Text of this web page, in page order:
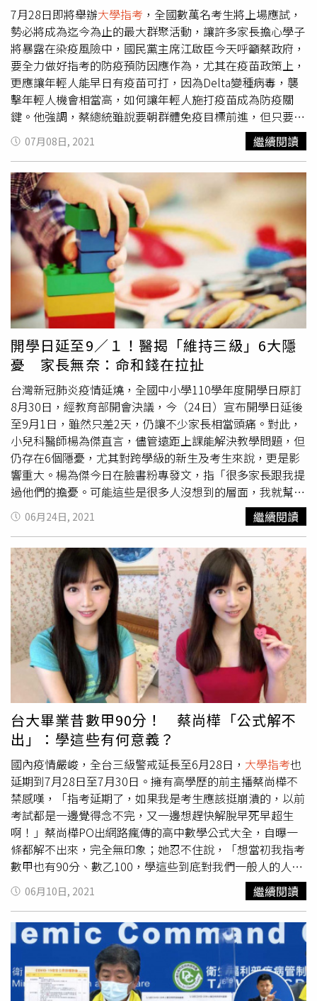
7月28日即將舉辦大學指考 ，全國數萬名考生將上場應試，
勢必將成為迄今為止的最大群聚活動，讓許多家長擔心學子
將暴露在染疫風險中，國民黨主席江啟臣今天呼籲蔡政府，
要全力做好指考的防疫預防因應作為，尤其在疫苗政策上，
更應讓年輕人能早日有疫苗可打，因為Delta變種病毒，襲
擊年輕人機會相當高，如何讓年輕人施打疫苗成為防疫關
鍵。他強調，蔡總統雖說要朝群體免疫目標前進，但只要青
少年還打不到疫苗，台灣要群體免疫的這天就不會來到。面
對疫苗不足的議題， 江啟臣再度質疑，立院編列給中央政
府那麼多購買疫苗的經費究竟花到哪裡去了？他要求，執政
者與指揮中心應該公開透明告訴大家，是否已經規劃購買青
少年可以打的疫苗？因為疫苗施打若沒有規劃到青少年，群
體免疫目標根本達不到，蔡總統說的群體免疫也是講假的！
江啟臣要求，蔡政府應該為數百萬青年與青少年採購足夠、
安全，經過世界衛生組織認可的國際疫苗。他並強調，「萬
事莫如疫苗急」，蔡政府今天不採購進口疫苗，明天一定會
後悔，為了下一代，購買足夠、符合國際認證的疫苗，既是
政府的責任也是義務。江啟臣並指出，因為疫情，台灣年輕
人在紓困上也飽受困擾，最新失業率高達4.11％，創下七年
來新高，隨著畢業季到來與疫情嚴峻，預期失業率仍會升
高，但目前政府紓困亂象叢生，與疫苗遭遇相同困境，紓困
的覆蓋率同樣不足，年輕人紓困需求都被忽略。他呼籲執政
黨要重視年輕人的困境，在經費編列上能讓年輕世代有疫苗
可施打，並真正得到紓困。江啟臣今天出席青年部「超前部
暑、青年作伙」記者會，他宣布，為了在疫情下繼續完成原
本的青年任務，國民黨勇於創新，將七場暑期青年活動營隊
改採全線上方式進行，透過科技突破疫情限制，讓國民黨與
青年朋友的溝通能持續有效進行。
07月08日, 2021 繼續閱讀
開學日延至9／１！醫揭「維持三級」6大隱
憂 家長無奈：命和錢在拉扯
台灣新冠肺炎疫情延燒，全國中小學110學年度開學日原訂
8月30日，經教育部開會決議，今（24日）宣布開學日延後
至9月1日，雖然只差2天，仍讓不少家長相當頭痛。對此，
小兒科醫師楊為傑直言，儘管遠距上課能解決教學問題，但
仍存在6個隱憂，尤其對跨學級的新生及考生來說，更是影
響重大。楊為傑今日在臉書粉專發文，指「很多家長跟我提
過他們的擔憂。可能這些是很多人沒想到的層面，我就幫家
長們反應吧！」如果學校遲遲不開學或持續三級，可能面臨
的6大問題如下：1. 升小一／國一／高一／大一的孩子，何
去何從？面對完全不熟悉的環境？老師？同學？遊戲規則？
生存方式？換一個環境，完全不認識的人，就要線上課程？
問題一定很多。2. 成績評估？學習歷程？這些攸關升學的方
式，怎麼評估？3.大學指考。還有一群高三或重考的孩子，
要決定今年大學念哪裡。如果指考沒有如期舉行，那他們要
去哪裡呢？四萬多人，四萬多個家庭。4. 幼兒園，有的已經
撐不下去倒閉了。大家最在乎的托育環境，恐怕會越來越
糟。5. 小本經營的生意。經營困難。很多沒有特殊技能的
人，其實是拿日薪的。有做才有。店面沒生意他就沒收入。
6. 如果有在陪孩子上線上課程的，您應該可以發現，有的孩
子根本不出現，或者是掉隊了.......。差距在拉大。楊為傑表
示，「這些聲音，不是主流聲音。但這些卻是很多小老百姓
的心聲。我當然期望疫情會越來越趨緩，但是萬一兩個禮拜
後，「繼續三級」。我們的社會，有沒有方案，去幫助這些
家庭，這些孩子？或者是，我們全部人一起承受部分風險，
幫助這些家庭？」他直言，「能在家工作的，幾乎都是優勢
群體，並不是社會的多數。分享一些來自基層的聲音，希望
大家可以聽見～～～一起想想，怎麼走會比較好。不會有完
美的方案，任何方案都有其代價。重點是：我們要什麼？」
貼文引發共鳴，不少家長紛紛無奈留言「我寧可小孩正常上
學，他們也要學習適應在疫情下的生活，不是靠著大人們的
保護，他們也要去學習面對未來該有的生活方式」、「幼稚
園的小孩真的很難線上」、「命和錢在拉扯」「並不是什麼
產業都能在家工作＋顧小孩，真的很擔心一直維持現狀無止
境」、「謝謝您講出家長的心聲」。（圖／翻攝自白袍旅
人-兒科楊為傑醫師臉書）
06月24日, 2021 繼續閱讀
台大畢業昔數甲90分！ 蔡尚樺「公式解不
出」：學這些有何意義？
國內疫情嚴峻，全台三級警戒延長至6月28日， 大學指考也
延期到7月28日至7月30日。擁有高學歷的前主播蔡尚樺不
禁感嘆，「指考延期了，如果我是考生應該挺崩潰的，以前
考試都是一邊覺得念不完，又一邊想趕快解脫早死早超生
啊！」蔡尚樺PO出網路瘋傳的高中數學公式大全，自曝一
條都解不出來，完全無印象；她忍不住說，「想當初我指考
數甲也有90分、數乙100，學這些到底對我們一般人的人生
有什麼意義？從學校畢業後8成以上職業都用不到啊！而且
就算以前學過，現在也忘的一乾二淨，還是其實是我特別
廢？」除此之外，蔡尚樺也透露，以前高中對讀書怨念很
深，「那時候都嗆聲說一指考完就要把書燒掉，結果現在還
在我家儲藏室，我媽捨不得丟。」有感於
尚樺說，「如果我是考生應該挺崩潰的，以前考試都是一邊
覺得念不完，又一邊想趕快解脫早死早超生啊！」一席話引
06月10日, 2021 繼續閱讀